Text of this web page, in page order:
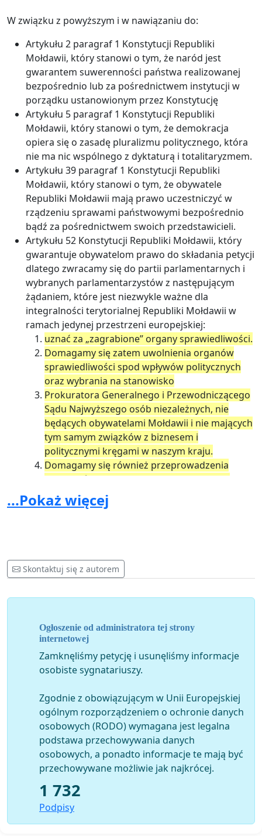
W związku z powyższym i w nawiązaniu do:
Artykułu 2 paragraf 1 Konstytucji Republiki
Mołdawii, który stanowi o tym, że naród jest
gwarantem suwerenności państwa realizowanej
bezpośrednio lub za pośrednictwem instytucji w
porządku ustanowionym przez Konstytucję
Artykułu 5 paragraf 1 Konstytucji Republiki
Mołdawii, który stanowi o tym, że demokracja
opiera się o zasadę pluralizmu politycznego, która
nie ma nic wspólnego z dyktaturą i totalitaryzmem.
Artykułu 39 paragraf 1 Konstytucji Republiki
Mołdawii, który stanowi o tym, że obywatele
Republiki Mołdawii mają prawo uczestniczyć w
rządzeniu sprawami państwowymi bezpośrednio
bądź za pośrednictwem swoich przedstawicieli.
Artykułu 52 Konstytucji Republiki Mołdawii, który
gwarantuje obywatelom prawo do składania petycji
dlatego zwracamy się do partii parlamentarnych i
wybranych parlamentarzystów z następującym
żądaniem, które jest niezwykle ważne dla
integralności terytorialnej Republiki Mołdawii w
ramach jedynej przestrzeni europejskiej:
uznać za „zagrabione” organy sprawiedliwości.
Domagamy się zatem uwolnienia organów
sprawiedliwości spod wpływów politycznych
oraz wybrania na stanowisko
Prokuratora Generalnego i Przewodniczącego
Sądu Najwyższego osób niezależnych, nie
będących obywatelami Mołdawii i nie mających
tym samym związków z biznesem i
politycznymi kręgami w naszym kraju.
Domagamy się również przeprowadzenia
jawnych śledztw w sprawach prywatyzacji
przedsiębiorstw państwowych w latach 2001-
2015.
Petycji domagamy się w terminie prawem
ustanowionym powiadomić nas o podjętych
...Pokaż więcej
Skontaktuj się z autorem
Ogłoszenie od administratora tej strony
internetowej
Zamknęliśmy petycję i usunęliśmy informacje
osobiste sygnatariuszy.
Zgodnie z obowiązującym w Unii Europejskiej
ogólnym rozporządzeniem o ochronie danych
osobowych (RODO) wymagana jest legalna
podstawa przechowywania danych
osobowych, a ponadto informacje te mają być
przechowywane możliwie jak najkrócej.
1 732
Podpisy